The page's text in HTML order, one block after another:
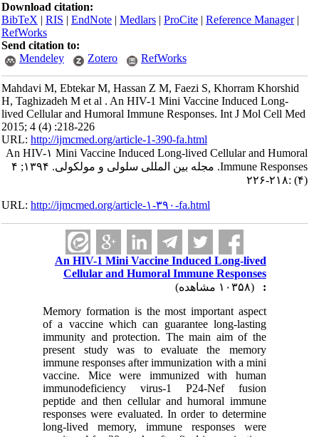
Download citation:
BibTeX|RIS|EndNote|Medlars|ProCite|Reference Manager
RefWorks
Send citation to:
Mendeley
Zotero RefWorks
Mahdavi M, Ebtekar M, Hassan Z M, Faezi S, Khorram Khorshid
H, Taghizadeh M et al . An HIV-1 Mini Vaccine Induced Long-
lived Cellular and Humoral Immune Responses. Int J Mol Cell Med
2015; 4 (4) :218-226
URL:http://ijmcmed.org/article-1-390-fa.html
An HIV-۱ Mini Vaccine Induced Long-lived Cellular and Humoral
Immune Responses. مجله بین المللی سلولی و مولکولی. ۱۳۹۴; ۴
URL:http://ijmcmed.org/article-۱-۳۹۰-fa.html
An HIV-1 Mini Vaccine Induced Long-lived
Cellular and Humoral Immune Responses
Memory formation is the most important aspect
of a vaccine which can guarantee long-lasting
immunity and protection. The main aim of the
present study was to evaluate the memory
immune responses after immunization with a mini
vaccine. Mice were immunized with human
immunodeficiency virus-1 P24-Nef fusion
peptide and then cellular and humoral immune
responses were evaluated. In order to determine
long-lived memory, immune responses were